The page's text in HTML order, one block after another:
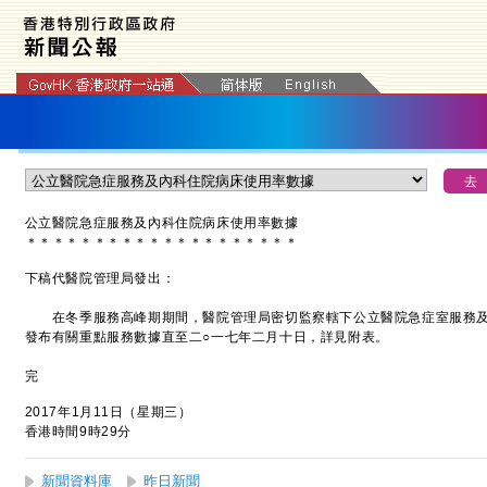
公立醫院急症服務及內科住院病床使用率數據
＊ ＊ ＊ ＊ ＊ ＊ ＊ ＊ ＊ ＊ ＊ ＊ ＊ ＊ ＊ ＊ ＊ ＊ ＊ ＊
下稿代醫院管理局發出：
在冬季服務高峰期期間，醫院管理局密切監察轄下公立醫院急症室服務
發布有關重點服務數據直至二○一七年二月十日，詳見附表。
完
2017年1月11日（星期三）
香港時間9時29分
新聞資料庫 昨日新聞